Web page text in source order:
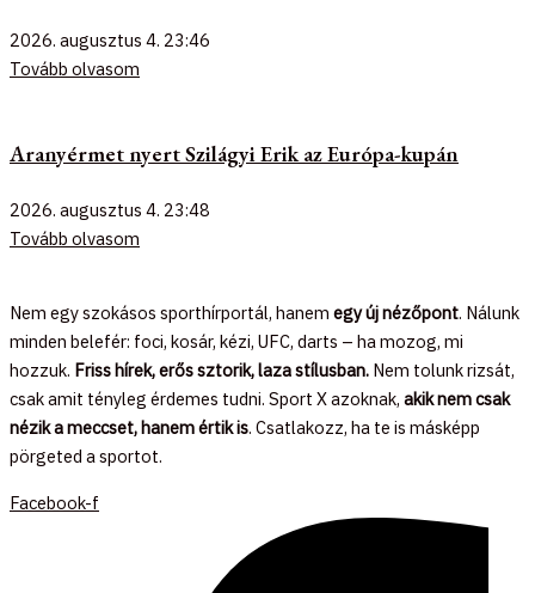
2026. augusztus 4. 23:46
Tovább olvasom
Aranyérmet nyert Szilágyi Erik az Európa-kupán
2026. augusztus 4. 23:48
Tovább olvasom
Nem egy szokásos sporthírportál, hanem egy új nézőpont. Nálunk
minden belefér: foci, kosár, kézi, UFC, darts – ha mozog, mi
hozzuk. Friss hírek, erős sztorik, laza stílusban. Nem tolunk rizsát,
csak amit tényleg érdemes tudni. Sport X azoknak, akik nem csak
nézik a meccset, hanem értik is. Csatlakozz, ha te is másképp
pörgeted a sportot.
Facebook-f